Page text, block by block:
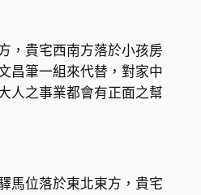
，貴宅西南方落於小孩房
昌筆一組來代替，對家中
人之事業都會有正面之幫
馬位落於東北東方，貴宅